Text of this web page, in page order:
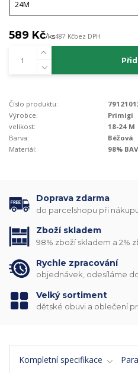
589 Kč/ks487 Kčbez DPH
Číslo produktu:
Výrobce:
Primigi
velikost:
18-24 M
Barva:
Béžová
Materiál:
98%
Doprava zdarma
do parcelshopu při
Zboží skladem
98% zboží skladem a 2%
Rychle zpracování
objednávek, odesíláme
Velký sortiment
dětské obuvi a oblečení
Kompletní specifikace